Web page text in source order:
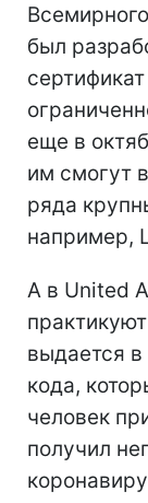
был
еще в
им смогут
ряда
например,
А в United
выдается в
кода,
человек
получил